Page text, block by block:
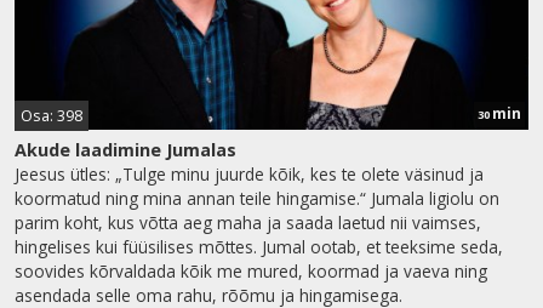
Osa: 398 30 min
Akude laadimine Jumalas
Jeesus ütles: „Tulge minu juurde kõik, kes te olete väsinud ja
koormatud ning mina annan teile hingamise.“ Jumala ligiolu on
parim koht, kus võtta aeg maha ja saada laetud nii vaimses,
hingelises kui füüsilises mõttes. Jumal ootab, et teeksime seda,
soovides kõrvaldada kõik me mured, koormad ja vaeva ning
asendada selle oma rahu, rõõmu ja hingamisega.